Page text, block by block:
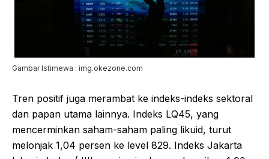
Gambar Istimewa : img.okezone.com
Tren positif juga merambat ke indeks-indeks sektoral
dan papan utama lainnya. Indeks LQ45, yang
mencerminkan saham-saham paling likuid, turut
melonjak 1,04 persen ke level 829. Indeks Jakarta